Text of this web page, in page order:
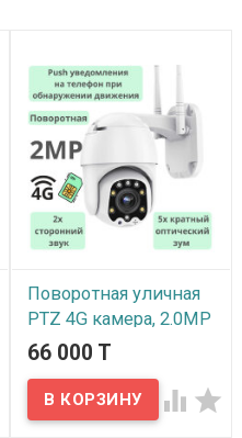
Поворотная уличная
PTZ 4G камера, 2.0MP
+ 5х кратный
вида подсветки,
отслеживание
66 000 T
 